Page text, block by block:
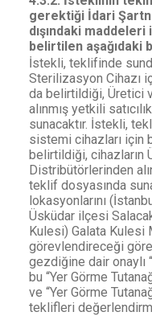
gerektiği İdari
dışındaki
belirtilen aşağıdaki
İstekli, teklifinde
Sterilizasyon Cihazı
da belirtildiği, Üretici
alınmış yetkili
sunacaktır. İstekli,
sistemi cihazları için
belirtildiği, cihazların
Distribütörlerinden
teklif dosyasında
lokasyonlarını
Üsküdar ilçesi
Kulesi) Galata Kulesi
görevlendireceği
gezdiğine dair onaylı
bu “Yer Görme
ve “Yer Görme
teklifleri